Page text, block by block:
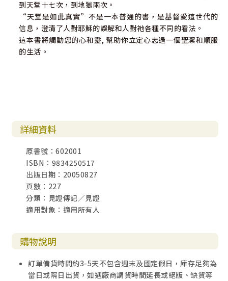
到天堂十七次，到地獄兩次。
“天堂是如此真實”不是一本普通的書，是基督愛這世代的
信息，澄清了人對耶穌的誤解和人對祂各種不同的看法。
這本書將觸動您的心和靈, 幫助你立定心志過一個聖潔和順服
的生活。
詳細資料
原書號：602001
ISBN：9834250517
出版日期：20050827
頁數：227
分類：見證傳記／見證
適用對象：適用所有人
購物說明
訂單備貨時間約3-5天不包含週末及國定假日，庫存足夠為
當日或隔日出貨，如遇廠商調貨時間延長或絕版、缺貨等